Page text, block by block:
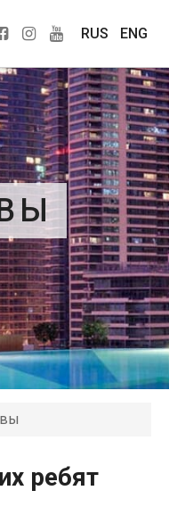
RUS ENG
ребят